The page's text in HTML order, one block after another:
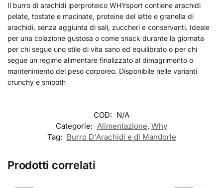
Il burro di arachidi iperproteico WHYsport contiene arachidi
pelate, tostate e macinate, proteine del latte e granella di
arachidi, senza aggiunta di sali, zuccheri e conservanti. Ideale
per una colazione gustosa o come snack durante la giornata
per chi segue uno stile di vita sano ed equilibrato o per chi
segue un regime alimentare finalizzato al dimagrimento o
mantenimento del peso corporeo. Disponibile nelle varianti
crunchy e smooth
COD: N/A
Categorie: Alimentazione, Why
Tag: Burro D'Arachidi e di Mandorle
Prodotti correlati